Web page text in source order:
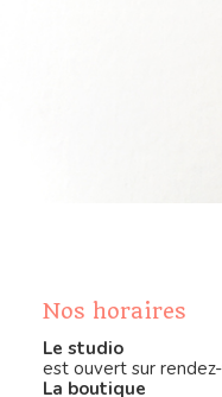
Nos horaires
Le studio
est ouvert sur
La boutique